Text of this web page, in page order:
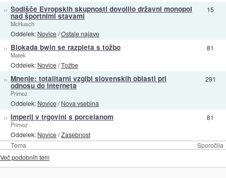
Tema Sporočila
» Sodišče Evropskih skupnosti dovolilo državni monopol
nad športnimi stavami
McHusch
Oddelek: Novice/Ostale najave
15
» Blokada bwin se razpleta s tožbo
Matek
Oddelek: Novice/Tožbe
81
» Mnenje: totalitarni vzgibi slovenskih oblasti pri
odnosu do interneta
Primoz
Oddelek: Novice/Nova vsebina
291
» Imperij v trgovini s porcelanom
Primoz
Oddelek: Novice/Zasebnost
81
Več podobnih tem